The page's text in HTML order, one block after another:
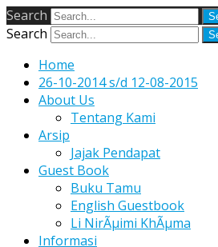
Search
Search
Home
26-10-2014 s/d 12-08-2015
About Us
Tentang Kami
Arsip
Jajak Pendapat
Guest Book
Buku Tamu
English Guestbook
Li NirÃµimi KhÃµma
Informasi